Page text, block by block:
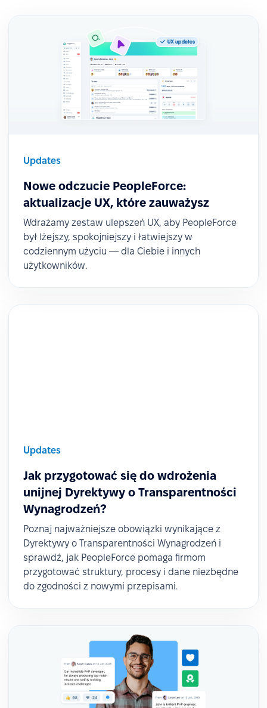
Updates
Nowe odczucie PeopleForce:
aktualizacje UX, które zauważysz
Wdrażamy zestaw ulepszeń UX, aby PeopleForce
był lżejszy, spokojniejszy i łatwiejszy w
codziennym użyciu — dla Ciebie i innych
użytkowników.
Updates
Jak przygotować się do wdrożenia
unijnej Dyrektywy o Transparentności
Wynagrodzeń?
Poznaj najważniejsze obowiązki wynikające z
Dyrektywy o Transparentności Wynagrodzeń i
sprawdź, jak PeopleForce pomaga firmom
przygotować struktury, procesy i dane niezbędne
do zgodności z nowymi przepisami.